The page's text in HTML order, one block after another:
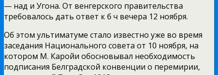
— над и Угона. От венгерского правительства
требовалось дать ответ к б ч вечера 12 ноября.
Об этом ультиматуме стало известно уже во время
заседания Национального совета от 10 ноября, на
котором М. Каройи обосновывал необходимость
подписания Белградской конвенции о перемирии,